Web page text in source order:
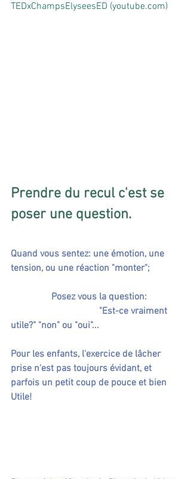
TEDxChampsElyseesED (youtube.com)
Prendre du recul c'est se
poser une question.
Quand vous sentez: une émotion, une
tension, ou une réaction "monter";
                 Posez vous la question:
utile?" "non" ou "oui"...
Pour les enfants, l'exercice de lâcher
prise n'est pas toujours évidant, et
parfois un petit coup de pouce et bien
Utile!